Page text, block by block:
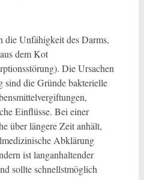
die Unfähigkeit des Darms,
dem Kot
Die Ursachen
die Gründe bakterielle
Einflüsse. Bei einer
über längere Zeit anhält,
Abklärung
ist langanhaltender
sollte schnellstmöglich